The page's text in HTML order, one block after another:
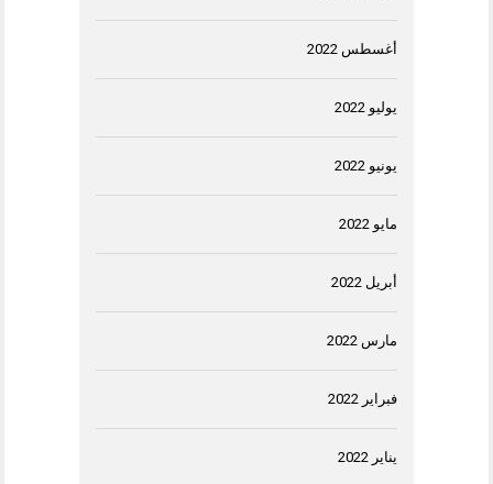
أغسطس 2022
يوليو 2022
يونيو 2022
مايو 2022
أبريل 2022
مارس 2022
فبراير 2022
يناير 2022